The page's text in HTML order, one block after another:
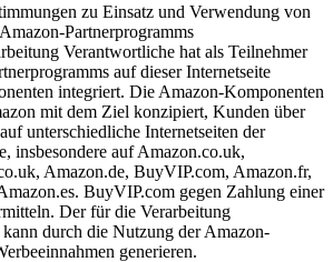
zu Einsatz und Verwendung von
Partnerprogramms
Verantwortliche hat als Teilnehmer
auf dieser Internetseite
integriert. Die Amazon-Komponenten
mit dem Ziel konzipiert, Kunden über
unterschiedliche Internetseiten der
insbesondere auf Amazon.co.uk,
Amazon.de, BuyVIP.com, Amazon.fr,
BuyVIP.com gegen Zahlung einer
Der für die Verarbeitung
durch die Nutzung der Amazon-
generieren.